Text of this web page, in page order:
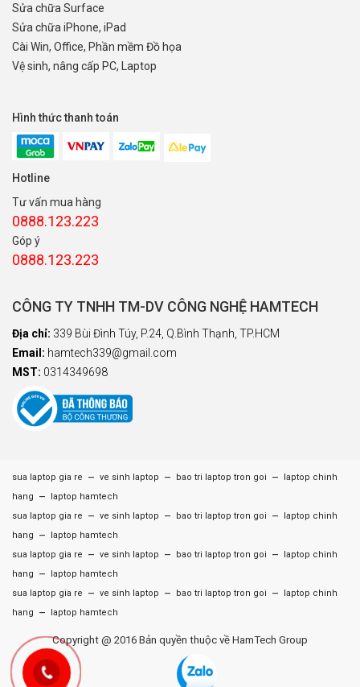
Sửa chữa Surface
Sửa chữa iPhone, iPad
Cài Win, Office, Phần mềm Đồ họa
Vệ sinh, nâng cấp PC, Laptop
Hình thức thanh toán
Hotline
Tư vấn mua hàng
0888.123.223
Góp ý
0888.123.223
CÔNG TY TNHH TM-DV CÔNG NGHỆ HAMTECH
Địa chỉ: 339 Bùi Đình Túy, P.24, Q.Bình Thạnh, TP.HCM
Email: hamtech339@gmail.com
MST: 0314349698
sua laptop gia re – ve sinh laptop – bao tri laptop tron goi –
laptop chinh
hang
–
laptop hamtech
sua laptop gia re
– ve sinh laptop – bao tri laptop tron goi –
laptop chinh
hang
–
laptop hamtech
sua laptop gia re
– ve sinh laptop – bao tri laptop tron goi –
laptop chinh
hang
–
laptop hamtech
sua laptop gia re
– ve sinh laptop – bao tri laptop tron goi –
laptop chinh
hang
– laptop hamtech
Copyright @ 2016 Bản quyền thuộc về HamTech Group